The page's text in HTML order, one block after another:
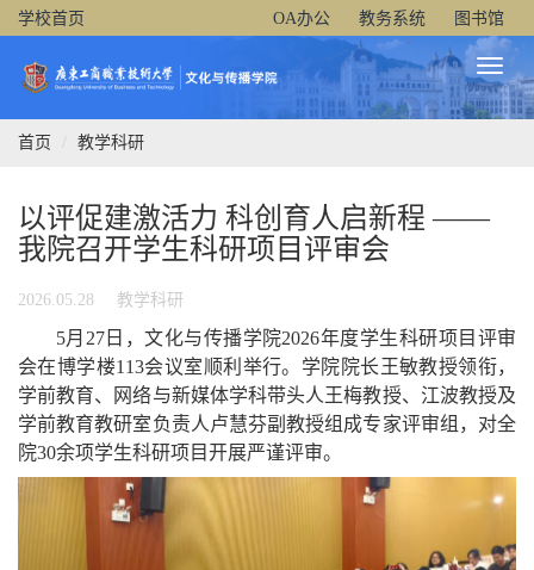
学校首页 OA办公 教务系统 图书馆
Toggle
首页 教学科研
以评促建激活力 科创育人启新程 ——
我院召开学生科研项目评审会
2026.05.28 教学科研
5月27日，文化与传播学院2026年度学生科研项目评审
会在博学楼113会议室顺利举行。学院院长王敏教授领衔，
学前教育、网络与新媒体学科带头人 王梅教授、江波教授及
学前教育教研室负责人 卢慧芬副教授组成专家评审组，对全
院30余项学生科研项目开展严谨评审。